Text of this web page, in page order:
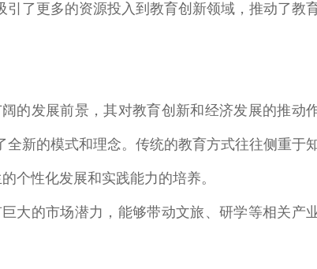
了更多的资源投入到教育创新领域，推动了教
的发展前景，其对教育创新和经济发展的推动
新的模式和理念。传统的教育方式往往侧重于
个性化发展和实践能力的培养。
大的市场潜力，能够带动文旅、研学等相关产